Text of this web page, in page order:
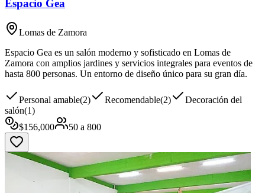
Espacio Gea
Lomas de Zamora
Espacio Gea es un salón moderno y sofisticado en Lomas de
Zamora con amplios jardines y servicios integrales para eventos de
hasta 800 personas. Un entorno de diseño único para su gran día.
Personal amable(2) Recomendable(2)
Decoración del
salón(1)
$156,000 50 a 800